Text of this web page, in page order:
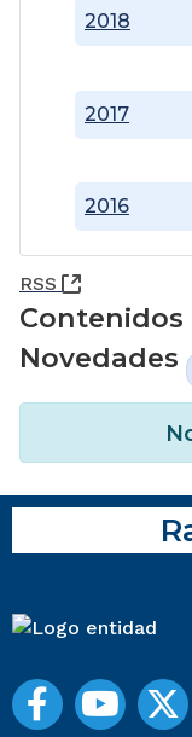
2016
2017
2018
RSS (Abre una
Contenidos
Novedades